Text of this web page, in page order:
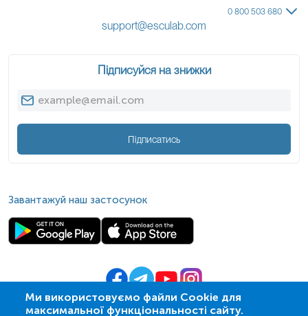
Ми використовуємо файли Cookie для
максимальної функціональності сайту.
0 800 503 680
support@esculab.com
Підписуйся на знижки
Підписатись
Завантажуй наш застосунок